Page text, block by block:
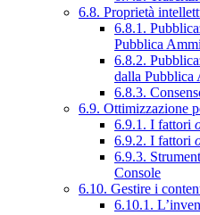
6.8. Proprietà
6.8.1.
Pubblica
6.8.2.
dalla Pubblica
6.8.3.
6.9. Ottimizzazione
6.9.1. I fattori
6.9.2. I fattori
6.9.3.
Console
6.10. Gestire i
6.10.1.